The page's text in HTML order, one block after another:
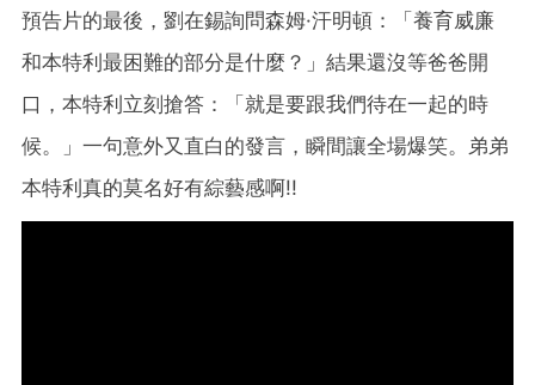
預告片的最後，劉在錫詢問森姆·汗明頓：「養育威廉
和本特利最困難的部分是什麼？」結果還沒等爸爸開
口，本特利立刻搶答：「就是要跟我們待在一起的時
候。」一句意外又直白的發言，瞬間讓全場爆笑。弟弟
本特利真的莫名好有綜藝感啊!!